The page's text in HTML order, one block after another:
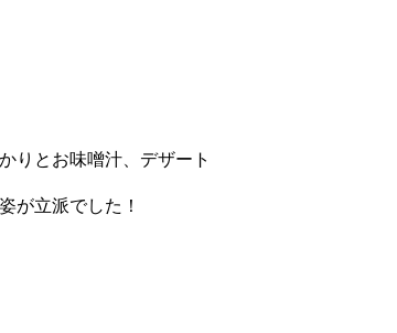
りとお味噌汁、デザート
が立派でした！